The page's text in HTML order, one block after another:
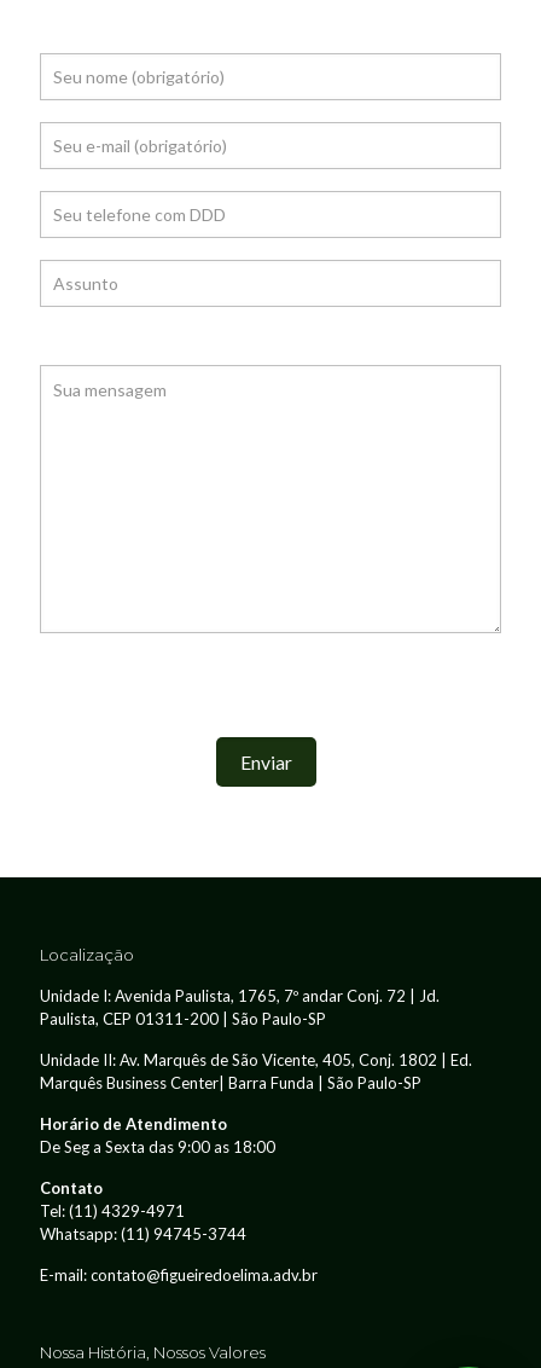
Localização
Unidade I: Avenida Paulista, 1765, 7º andar Conj. 72 | Jd.
Paulista, CEP 01311-200 | São Paulo-SP
Unidade II: Av. Marquês de São Vicente, 405, Conj. 1802 | Ed.
Marquês Business Center| Barra Funda | São Paulo-SP
Horário de Atendimento
De Seg a Sexta das 9:00 as 18:00
Contato
Tel:(11) 4329-4971
Whatsapp:(11) 94745-3744
E-mail: contato@figueiredoelima.adv.br
Nossa História, Nossos Valores